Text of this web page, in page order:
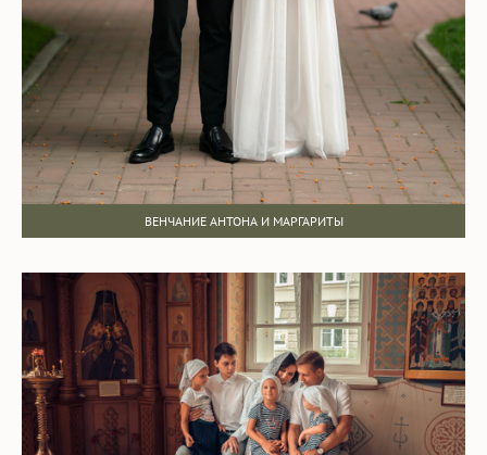
ВЕНЧАНИЕ АНТОНА И МАРГАРИТЫ